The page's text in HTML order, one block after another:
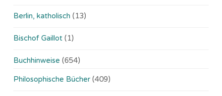
Berlin, katholisch (13)
Bischof Gaillot (1)
Buchhinweise (654)
Philosophische Bücher (409)